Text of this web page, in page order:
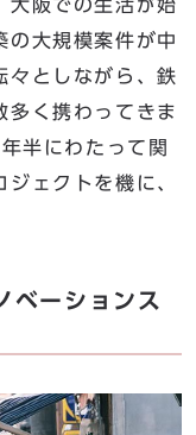
大阪での生活が始
の大規模案件が中
々としながら、鉄
多く携わってきま
半にわたって関
ェクトを機に、
ベーションス